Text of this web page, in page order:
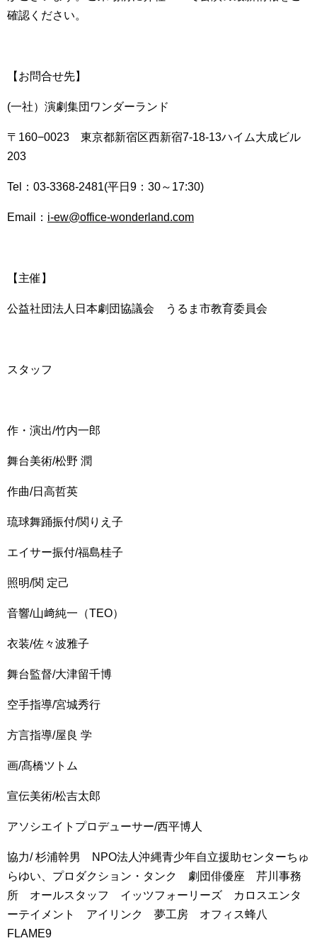
確認ください。
【お問合せ先】
(一社）演劇集団ワンダーランド
〒160−0023 東京都新宿区西新宿7-18-13ハイム大成ビル
203
Tel：03-3368-2481(平日9：30～17:30)
Email： i-ew@office-wonderland.com
【主催】
公益社団法人日本劇団協議会 うるま市教育委員会
スタッフ
作・演出/竹内一郎
舞台美術/松野 潤
作曲/日高哲英
琉球舞踊振付/関りえ子
エイサー振付/福島桂子
照明/関 定己
音響/山﨑純一（TEO）
衣装/佐々波雅子
舞台監督/大津留千博
空手指導/宮城秀行
方言指導/屋良 学
画/髙橋ツトム
宣伝美術/松吉太郎
アソシエイトプロデューサー/西平博人
協力/ 杉浦幹男 NPO法人沖縄青少年自立援助センターちゅ
らゆい、プロダクション・タンク 劇団俳優座 芹川事務
所 オールスタッフ イッツフォーリーズ カロスエンタ
ーテイメント アイリンク 夢工房 オフィス蜂八
FLAME9